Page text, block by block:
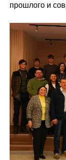
прошлого и